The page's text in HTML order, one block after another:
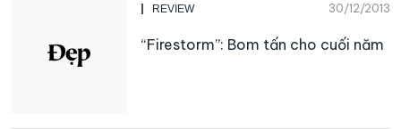
REVIEW 30/12/2013
“Firestorm”: Bom tấn cho cuối năm